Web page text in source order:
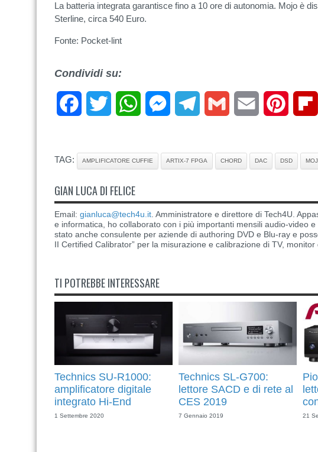
La batteria integrata garantisce fino a 10 ore di autonomia. Mojo è
Sterline, circa 540 Euro.
Fonte: Pocket-lint
Condividi su:
FacebookTwitter WhatsAppMessengerTelegramGmail Email
TAG: AMPLIFICATORE CUFFIE ARTIX-7 FPGA CHORD DAC DSD
GIAN LUCA DI FELICE
Email: gianluca@tech4u.it . Amministratore e direttore di Tech4U.
e informatica, ho collaborato con i più importanti mensili audio-video
stato anche consulente per aziende di authoring DVD e Blu-ray e
II Certified Calibrator” per la misurazione e calibrazione di TV, monitor
TI POTREBBE INTERESSARE
Technics SU-R1000:
amplificatore digitale
integrato Hi-End
1 Settembre 2020
Technics SL-G700:
lettore SACD e di rete al
CES 2019
7 Gennaio 2019 21